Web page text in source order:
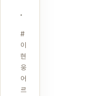
#
이
현
웅
어
르